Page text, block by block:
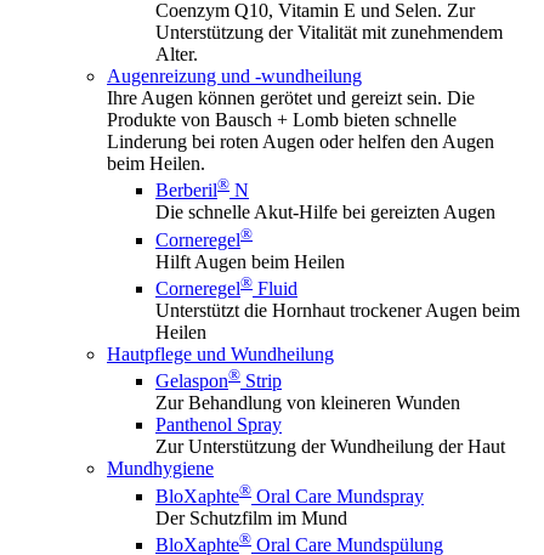
Coenzym Q10, Vitamin E und Selen. Zur
Unterstützung der Vitalität mit zunehmendem
Alter.
Augenreizung und -wundheilung
Ihre Augen können gerötet und gereizt sein. Die
Produkte von Bausch + Lomb bieten schnelle
Linderung bei roten Augen oder helfen den Augen
beim Heilen.
Berberil® N
Die schnelle Akut-Hilfe bei gereizten Augen
Corneregel®
Hilft Augen beim Heilen
Corneregel® Fluid
Unterstützt die Hornhaut trockener Augen beim
Heilen
Hautpflege und Wundheilung
Gelaspon® Strip
Zur Behandlung von kleineren Wunden
Panthenol Spray
Zur Unterstützung der Wundheilung der Haut
Mundhygiene
BloXaphte® Oral Care Mundspray
Der Schutzfilm im Mund
BloXaphte® Oral Care Mundspülung